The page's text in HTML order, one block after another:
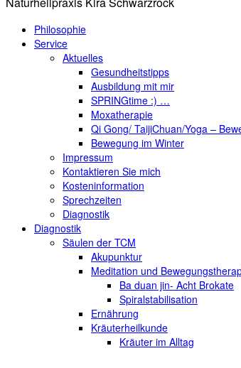
Philosophie
Service
Aktuelles
Gesundheitstipps
Ausbildung mit mir
SPRINGtime :) …
Moxatherapie
Qi Gong/ TaijiChuan/Yoga –
Bewegung im Winter
Impressum
Kontaktieren Sie mich
Kosteninformation
Sprechzeiten
Diagnostik
Diagnostik
Säulen der TCM
Akupunktur
Meditation und
Ba duan jin- Acht Brokate
Spiralstabilisation
Ernährung
Kräuterheilkunde
Kräuter im Alltag